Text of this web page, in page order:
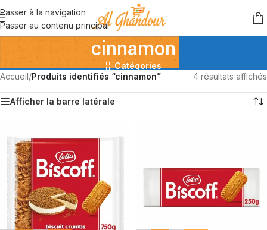
Passer à la navigation
Passer au contenu principal
cinnamon
Catégories
Accueil/Produits identifiés “cinnamon” 4 résultats affichés
Afficher la barre latérale